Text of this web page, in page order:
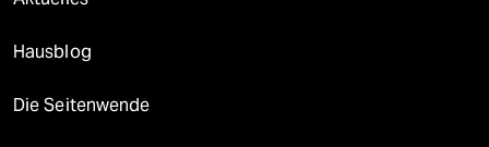
Hausblog
Die Seitenwende